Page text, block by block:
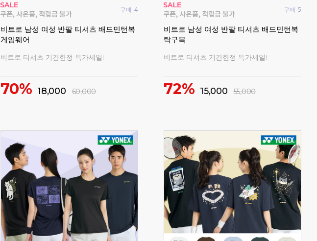
구매 4
비트로 남성 여성 반팔 티셔츠 배드민턴복
게임웨어
비트로 티셔츠 기간한정 특가세일!
70% 18,000 60,000
구매 5
비트로 남성 여성 반팔 티셔츠 배드민턴복
탁구복
비트로 티셔츠 기간한정 특가세일!
72% 15,000 55,000